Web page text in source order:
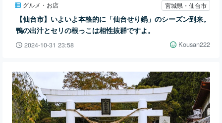
グルメ・お店 宮城県・仙台市
【仙台市】いよいよ本格的に「仙台せり鍋」のシーズン到来。
鴨の出汁とセリの根っこは相性抜群ですよ。
2024-10-31 23:58 Kousan222